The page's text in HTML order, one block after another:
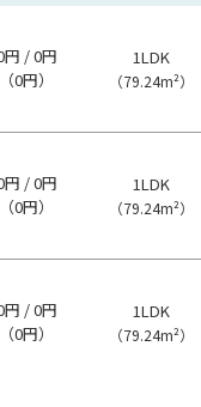
円 / 0円
（0円）
1LDK
（79.24m²）
円 / 0円
（0円）
1LDK
（79.24m²）
円 / 0円
（0円）
1LDK
（79.24m²）